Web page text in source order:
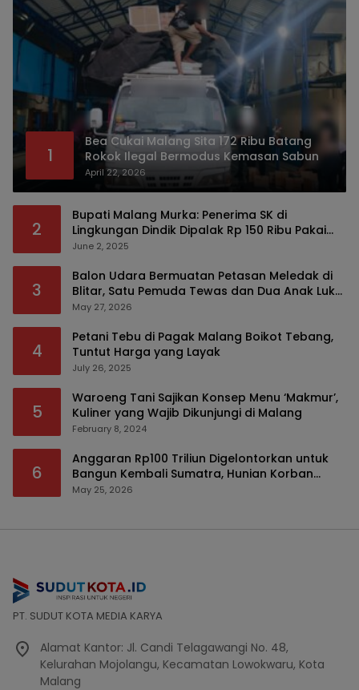
1
Bea Cukai Malang Sita 172 Ribu Batang
Rokok Ilegal Bermodus Kemasan Sabun
April 22, 2026
2
Bupati Malang Murka: Penerima SK di
Lingkungan Dindik Dipalak Rp 150 Ribu Pakai
Modus Tumpengan, KPK Turut Pantau
June 2, 2025
3
Balon Udara Bermuatan Petasan Meledak di
Blitar, Satu Pemuda Tewas dan Dua Anak Luka
Serius
May 27, 2026
4
Petani Tebu di Pagak Malang Boikot Tebang,
Tuntut Harga yang Layak
July 26, 2025
5
Waroeng Tani Sajikan Konsep Menu ‘Makmur’,
Kuliner yang Wajib Dikunjungi di Malang
February 8, 2024
6
Anggaran Rp100 Triliun Digelontorkan untuk
Bangun Kembali Sumatra, Hunian Korban
Bencana Bakal Difokuskan
May 25, 2026
PT. SUDUT KOTA MEDIA KARYA
Alamat Kantor: Jl. Candi Telagawangi No. 48,
Kelurahan Mojolangu, Kecamatan Lowokwaru, Kota
Malang